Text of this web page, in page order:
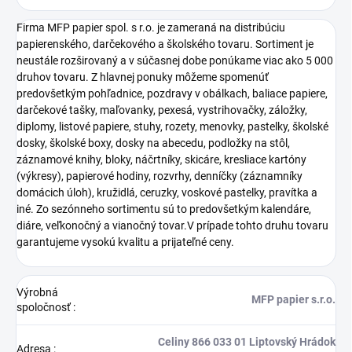
Firma MFP papier spol. s r.o. je zameraná na distribúciu
papierenského, darčekového a školského tovaru. Sortiment je
neustále rozširovaný a v súčasnej dobe ponúkame viac ako 5 000
druhov tovaru. Z hlavnej ponuky môžeme spomenúť
predovšetkým pohľadnice, pozdravy v obálkach, baliace papiere,
darčekové tašky, maľovanky, pexesá, vystrihovačky, záložky,
diplomy, listové papiere, stuhy, rozety, menovky, pastelky, školské
dosky, školské boxy, dosky na abecedu, podložky na stôl,
záznamové knihy, bloky, náčrtníky, skicáre, kresliace kartóny
(výkresy), papierové hodiny, rozvrhy, denníčky (záznamníky
domácich úloh), kružidlá, ceruzky, voskové pastelky, pravítka a
iné. Zo sezónneho sortimentu sú to predovšetkým kalendáre,
diáre, veľkonočný a vianočný tovar.V prípade tohto druhu tovaru
garantujeme vysokú kvalitu a prijateľné ceny.
Výrobná
spoločnosť:
MFP papier s.r.o.
Adresa :
Celiny 866 033 01 Liptovský Hrádok